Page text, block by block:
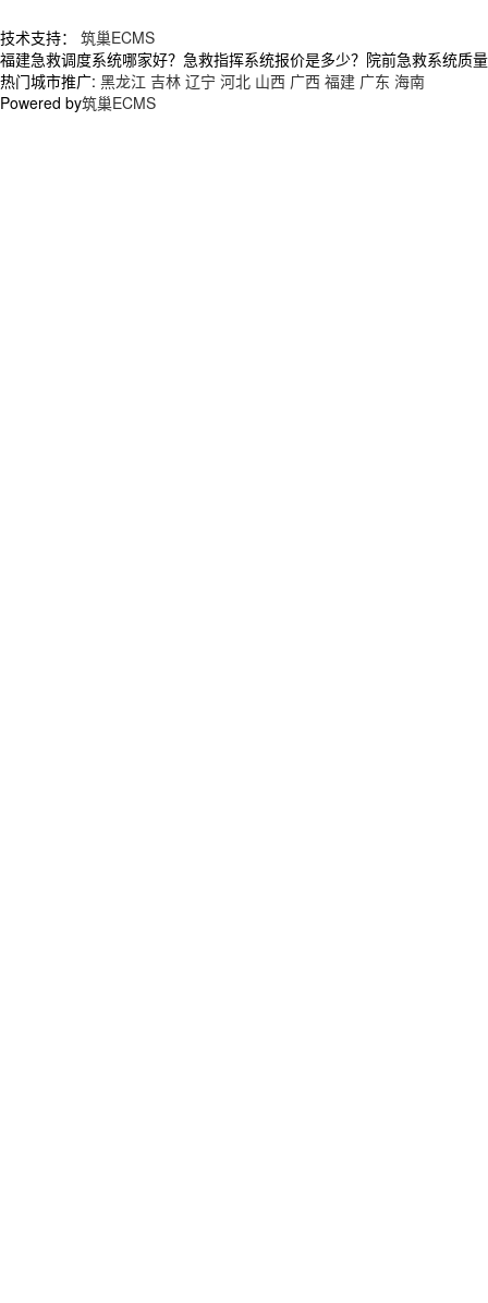
技术支持： 筑巢ECMS
福建急救调度系统哪家好？急救指挥系统报价是多少？院前急救系统
热门城市推广: 黑龙江 吉林 辽宁 河北 山西 广西 福建 广东 海南
Powered by筑巢ECMS